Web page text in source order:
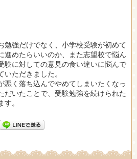
勉強だけでなく、小学校受験が初めて
進めたらいいのか、また志望校で悩ん
験に対しての意見の食い違いに悩んで
ただきました。
悪く落ち込んでやめてしまいたくなっ
だいたことで、受験勉強を続けられた
。